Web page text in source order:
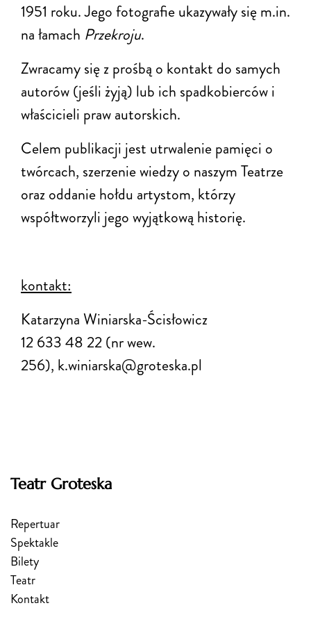
1951 roku. Jego fotografie ukazywały się m.in.
na łamach Przekroju.
Zwracamy się z prośbą o kontakt do samych
autorów (jeśli żyją) lub ich spadkobierców i
właścicieli praw autorskich.
Celem publikacji jest utrwalenie pamięci o
twórcach, szerzenie wiedzy o naszym Teatrze
oraz oddanie hołdu artystom, którzy
współtworzyli jego wyjątkową historię.
kontakt:
Katarzyna Winiarska-Ścisłowicz
12 633 48 22 (nr wew.
256), k.winiarska@groteska.pl
Teatr Groteska
Repertuar
Spektakle
Bilety
Teatr
Kontakt